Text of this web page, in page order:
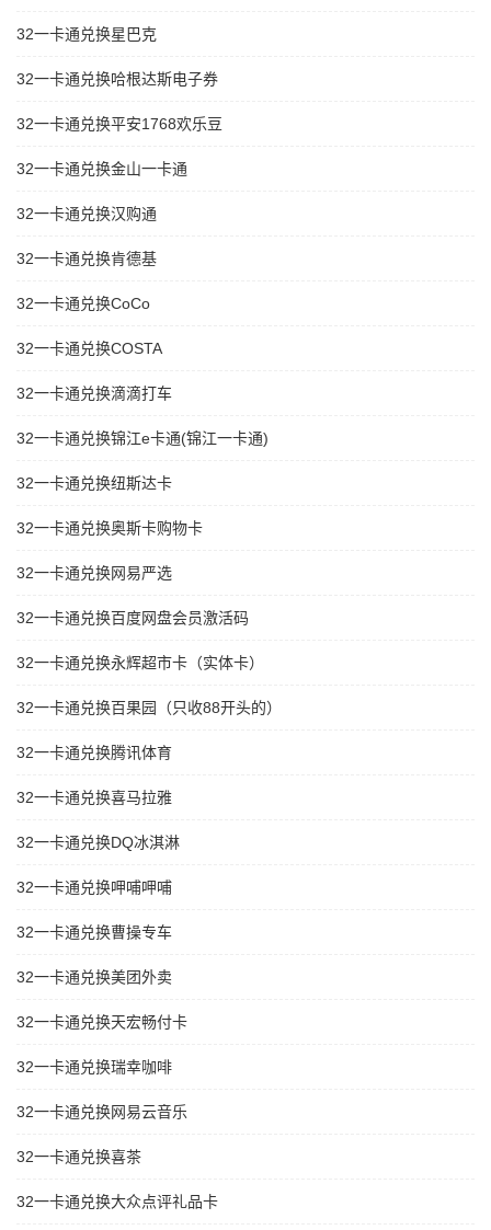
32一卡通兑换星巴克
32一卡通兑换哈根达斯电子券
32一卡通兑换平安1768欢乐豆
32一卡通兑换金山一卡通
32一卡通兑换汉购通
32一卡通兑换肯德基
32一卡通兑换CoCo
32一卡通兑换COSTA
32一卡通兑换滴滴打车
32一卡通兑换锦江e卡通(锦江一卡通)
32一卡通兑换纽斯达卡
32一卡通兑换奥斯卡购物卡
32一卡通兑换网易严选
32一卡通兑换百度网盘会员激活码
32一卡通兑换永辉超市卡（实体卡）
32一卡通兑换百果园（只收88开头的）
32一卡通兑换腾讯体育
32一卡通兑换喜马拉雅
32一卡通兑换DQ冰淇淋
32一卡通兑换呷哺呷哺
32一卡通兑换曹操专车
32一卡通兑换美团外卖
32一卡通兑换天宏畅付卡
32一卡通兑换瑞幸咖啡
32一卡通兑换网易云音乐
32一卡通兑换喜茶
32一卡通兑换大众点评礼品卡